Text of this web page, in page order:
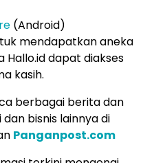
(Android)
mendapatkan aneka
Hallo.id dapat diakses
kasih.
berbagai berita dan
bisnis lainnya di
Panganpost.com